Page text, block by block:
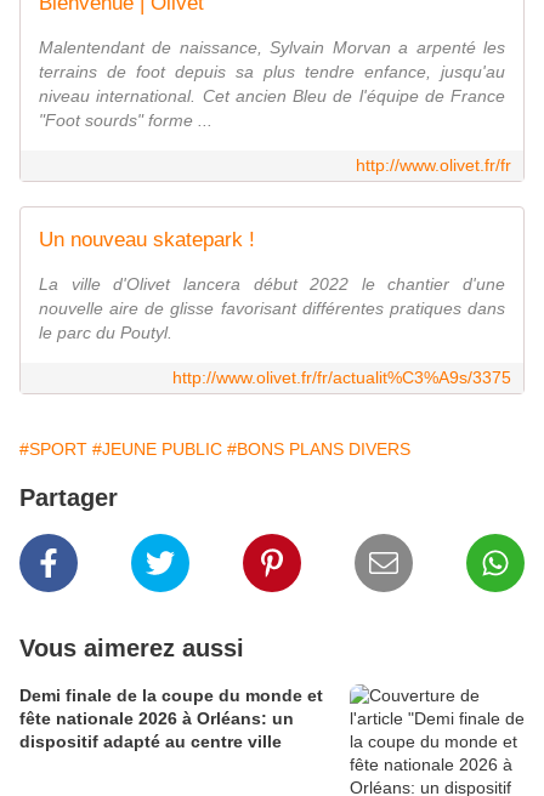
Malentendant de naissance, Sylvain Morvan a arpenté les
terrains de foot depuis sa plus tendre enfance, jusqu'au
niveau international. Cet ancien Bleu de l'équipe de France
"Foot sourds" forme ...
http://www.olivet.fr/fr
Un nouveau skatepark !
La ville d'Olivet lancera début 2022 le chantier d'une
nouvelle aire de glisse favorisant différentes pratiques dans
le parc du Poutyl.
http://www.olivet.fr/fr/actualit%C3%A9s/3375
#SPORT #JEUNE PUBLIC #BONS PLANS DIVERS
Partager
Vous aimerez aussi
Demi finale de la coupe du monde et
fête nationale 2026 à Orléans: un
dispositif adapté au centre ville